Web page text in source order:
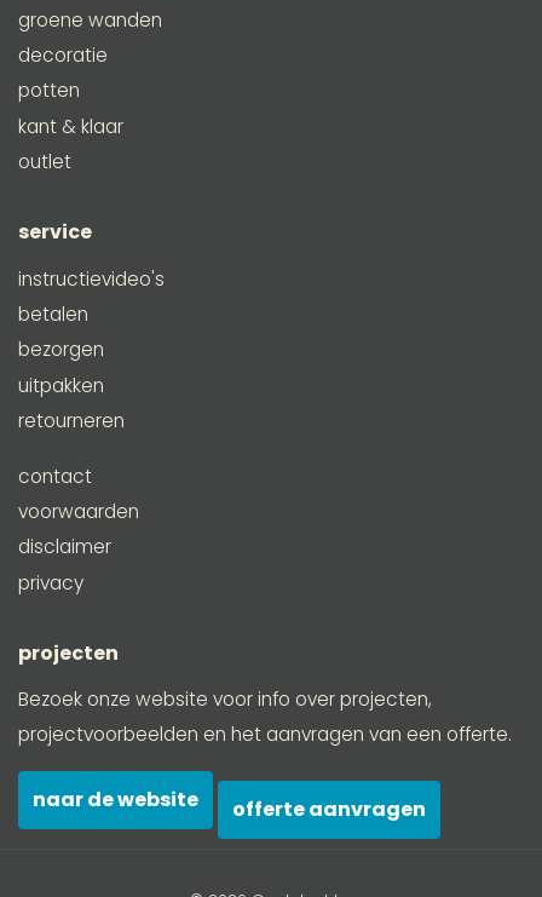
groene wanden
decoratie
potten
kant & klaar
outlet
service
instructievideo's
betalen
bezorgen
uitpakken
retourneren
contact
voorwaarden
disclaimer
privacy
projecten
Bezoek onze website voor info over projecten,
projectvoorbeelden en het aanvragen van een offerte.
naar de website offerte aanvragen